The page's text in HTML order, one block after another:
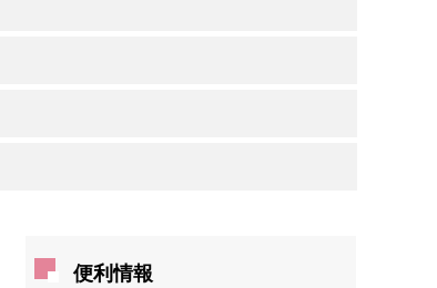
便利情報